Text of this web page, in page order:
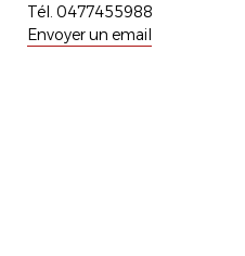
Tél. 0477455988
Envoyer un email